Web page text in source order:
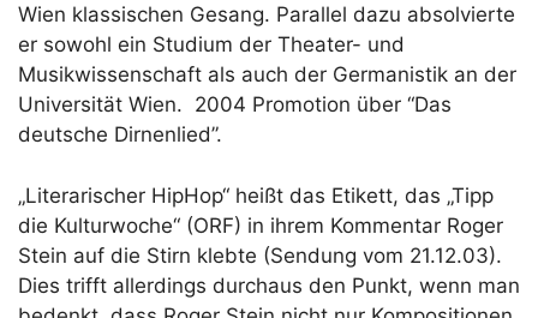
Wien klassischen Gesang. Parallel dazu absolvierte
er sowohl ein Studium der Theater- und
Musikwissenschaft als auch der Germanistik an der
Universität Wien. 2004 Promotion über “Das
deutsche Dirnenlied”.
„Literarischer HipHop“ heißt das Etikett, das „Tipp
die Kulturwoche“ (ORF) in ihrem Kommentar Roger
Stein auf die Stirn klebte (Sendung vom 21.12.03).
Dies trifft allerdings durchaus den Punkt, wenn man